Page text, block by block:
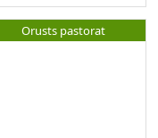
Orusts pastorat